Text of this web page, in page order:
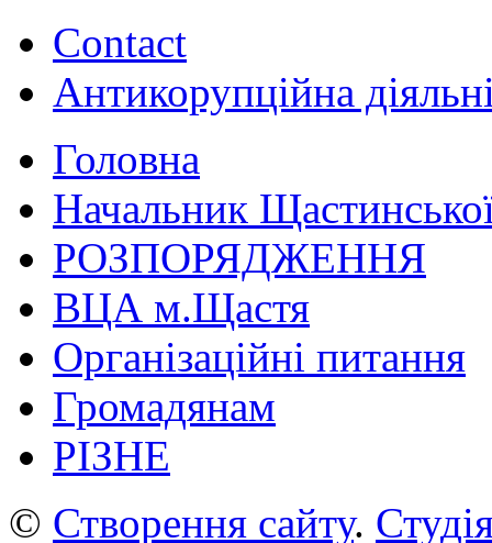
Contact
Антикорупційна
Головна
Начальник
РОЗПОРЯДЖЕННЯ
ВЦА м.Щастя
Організаційні питання
Громадянам
РІЗНЕ
© Створення сайту.